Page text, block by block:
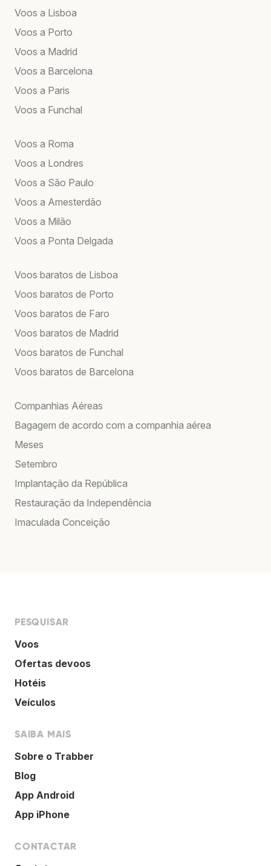
Voos a Lisboa
Voos a Porto
Voos a Madrid
Voos a Barcelona
Voos a Paris
Voos a Funchal
Voos a Roma
Voos a Londres
Voos a São Paulo
Voos a Amesterdão
Voos a Milão
Voos a Ponta Delgada
Voos baratos de Lisboa
Voos baratos de Porto
Voos baratos de Faro
Voos baratos de Madrid
Voos baratos de Funchal
Voos baratos de Barcelona
Companhias Aéreas
Bagagem de acordo com a companhia aérea
Meses
Setembro
Implantação da República
Restauração da Independência
Imaculada Conceição
PESQUISAR
Voos
Ofertas devoos
Hotéis
Veículos
SAIBA MAIS
Sobre o Trabber
Blog
App Android
App iPhone
CONTACTAR